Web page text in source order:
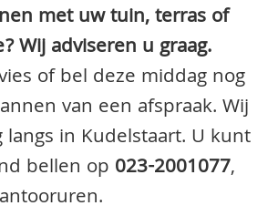
met uw tuin, terras of
Wij adviseren u graag.
of bel deze middag nog
van een afspraak. Wij
langs in Kudelstaart. U kunt
bellen op 023-2001077,